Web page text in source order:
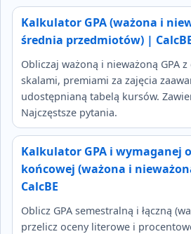
Kalkulator GPA (ważona i
średnia przedmiotów) |
Obliczaj ważoną i nieważoną GPA
skalami, premiami za zajęcia
udostępnianą tabelą kursów.
Najczęstsze pytania.
Kalkulator GPA i wymaganej
końcowej (ważona i
CalcBE
Oblicz GPA semestralną i łączną
przelicz oceny literowe i